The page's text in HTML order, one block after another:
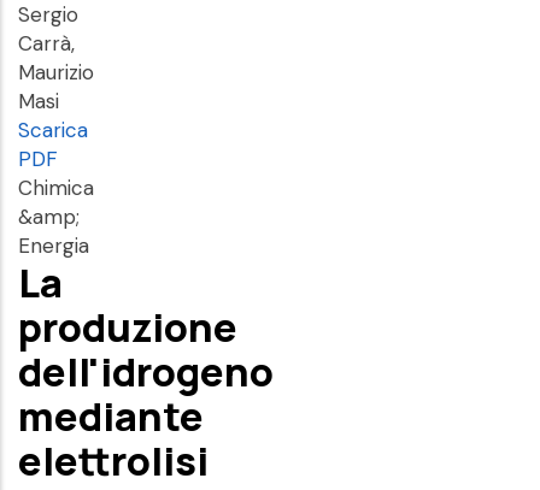
Sergio
Carrà,
Maurizio
Masi
Scarica
PDF
Chimica
&amp;
Energia
La
produzione
dell'idrogeno
mediante
elettrolisi